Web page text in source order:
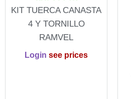
KIT TUERCA CANASTA
4 Y TORNILLO
RAMVEL
Login see prices